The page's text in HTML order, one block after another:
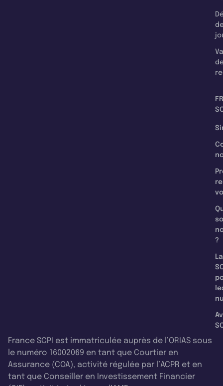
?
La
France SCPI est immatriculée auprès de l’ORIAS sous
le numéro 16002069 en tant que Courtier en
Assurance (COA), activité régulée par l’ACPR et en
tant que Conseiller en Investissement Financier